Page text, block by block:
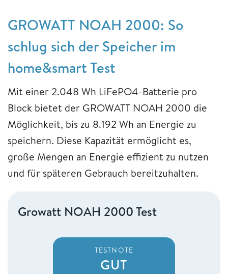
GROWATT NOAH 2000: So
schlug sich der Speicher im
home&smart Test
Mit einer 2.048 Wh LiFePO4-Batterie pro
Block bietet der GROWATT NOAH 2000 die
Möglichkeit, bis zu 8.192 Wh an Energie zu
speichern. Diese Kapazität ermöglicht es,
große Mengen an Energie effizient zu nutzen
und für späteren Gebrauch bereitzuhalten.
Growatt NOAH 2000 Test
TESTNOTE
GUT